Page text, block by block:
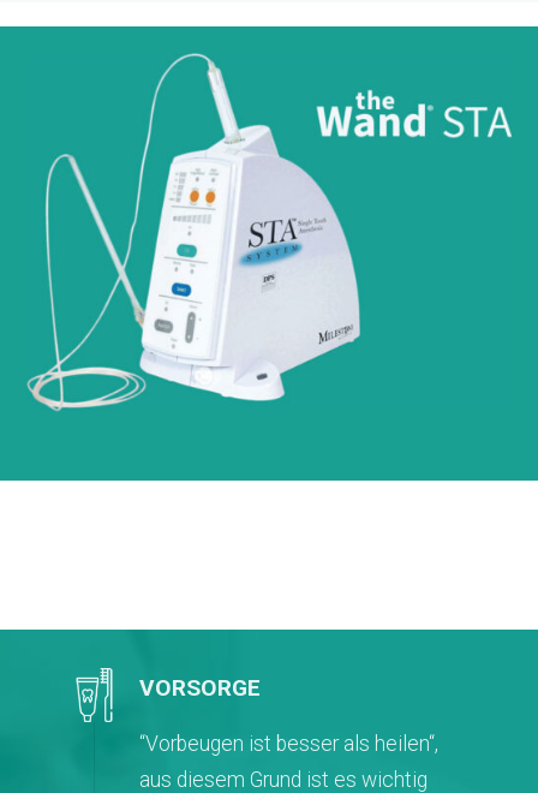
VORSORGE
“Vorbeugen ist besser als heilen“,
aus diesem Grund ist es wichtig